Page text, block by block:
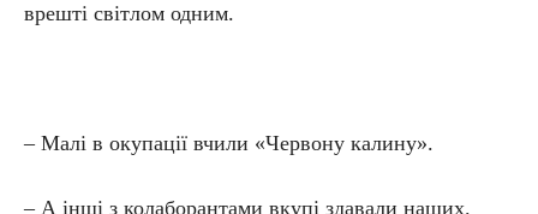
врешті світлом одним.
– Малі в окупації вчили «Червону калину».
– А інші з колаборантами вкупі здавали наших.